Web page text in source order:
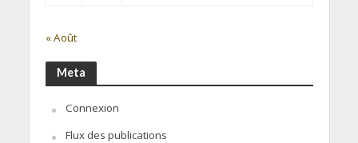
« Août
Meta
Connexion
Flux des publications